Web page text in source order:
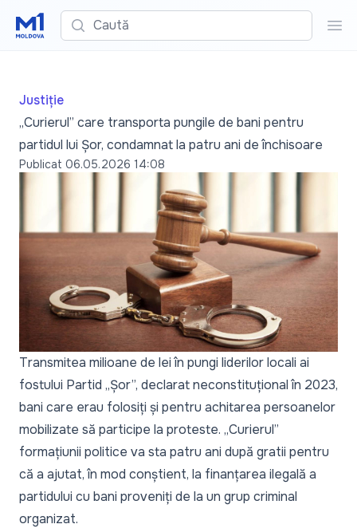
Caută
Justiție
„Curierul” care transporta pungile de bani pentru
partidul lui Șor, condamnat la patru ani de închisoare
Publicat 06.05.2026 14:08
Transmitea milioane de lei în pungi liderilor locali ai
fostului Partid „Șor”, declarat neconstituțional în 2023,
bani care erau folosiți și pentru achitarea persoanelor
mobilizate să participe la proteste. „Curierul”
formațiunii politice va sta patru ani după gratii pentru
că a ajutat, în mod conștient, la finanțarea ilegală a
partidului cu bani proveniți de la un grup criminal
organizat.